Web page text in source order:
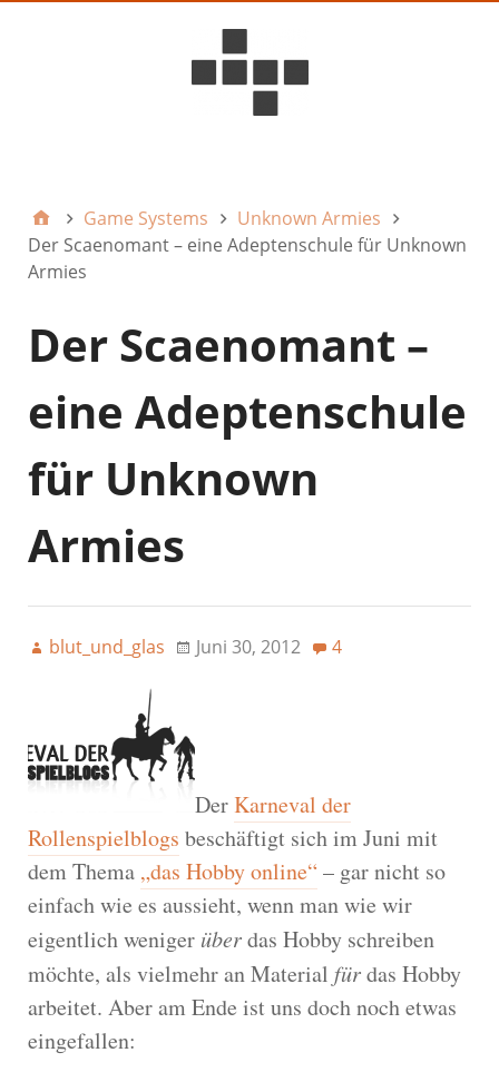
Game Systems
Unknown Armies
Der Scaenomant – eine Adeptenschule für Unknown
Armies
Der Scaenomant –
eine Adeptenschule
für Unknown
Armies
blut_und_glas Juni 30, 2012 4
DerKarneval der
Rollenspielblogs beschäftigt sich im Juni mit
dem Thema „das Hobby online“ – gar nicht so
einfach wie es aussieht, wenn man wie wir
eigentlich weniger überdas Hobby schreiben
möchte, als vielmehr an Material fürdas Hobby
arbeitet. Aber am Ende ist uns doch noch etwas
eingefallen: